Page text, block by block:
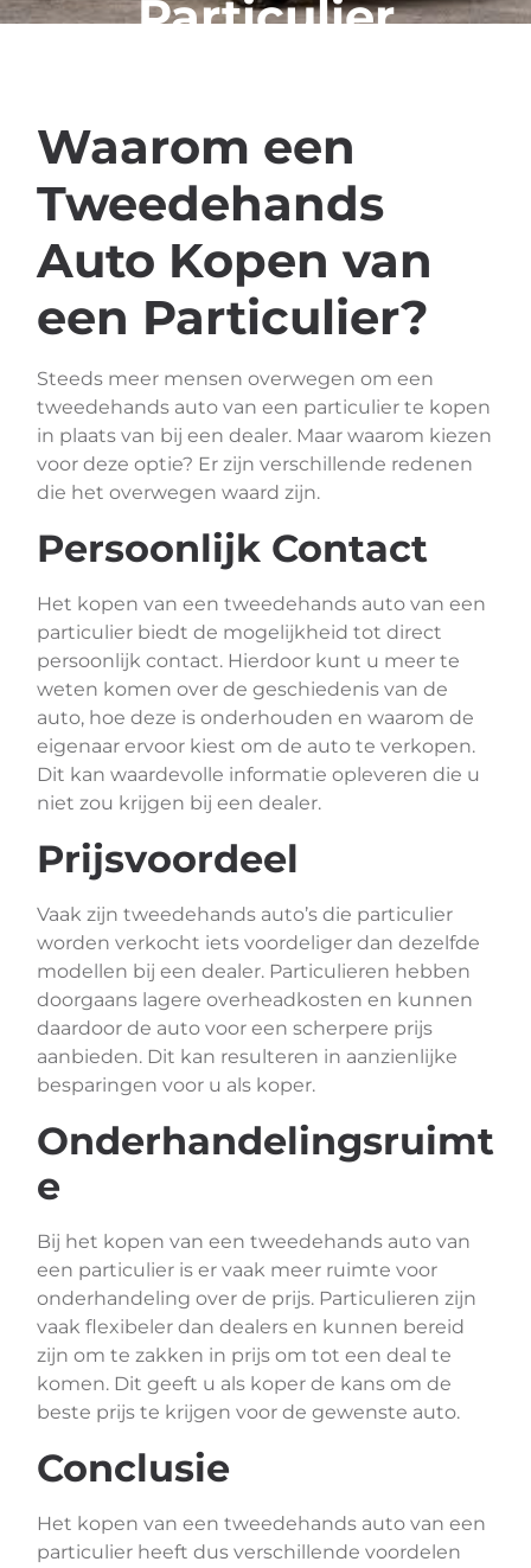
Particulier
Waarom een
Tweedehands
Auto Kopen van
een Particulier?
Steeds meer mensen overwegen om een
tweedehands auto van een particulier te kopen
in plaats van bij een dealer. Maar waarom kiezen
voor deze optie? Er zijn verschillende redenen
die het overwegen waard zijn.
Persoonlijk Contact
Het kopen van een tweedehands auto van een
particulier biedt de mogelijkheid tot direct
persoonlijk contact. Hierdoor kunt u meer te
weten komen over de geschiedenis van de
auto, hoe deze is onderhouden en waarom de
eigenaar ervoor kiest om de auto te verkopen.
Dit kan waardevolle informatie opleveren die u
niet zou krijgen bij een dealer.
Prijsvoordeel
Vaak zijn tweedehands auto’s die particulier
worden verkocht iets voordeliger dan dezelfde
modellen bij een dealer. Particulieren hebben
doorgaans lagere overheadkosten en kunnen
daardoor de auto voor een scherpere prijs
aanbieden. Dit kan resulteren in aanzienlijke
besparingen voor u als koper.
Onderhandelingsruimt
e
Bij het kopen van een tweedehands auto van
een particulier is er vaak meer ruimte voor
onderhandeling over de prijs. Particulieren zijn
vaak flexibeler dan dealers en kunnen bereid
zijn om te zakken in prijs om tot een deal te
komen. Dit geeft u als koper de kans om de
beste prijs te krijgen voor de gewenste auto.
Conclusie
Het kopen van een tweedehands auto van een
particulier heeft dus verschillende voordelen